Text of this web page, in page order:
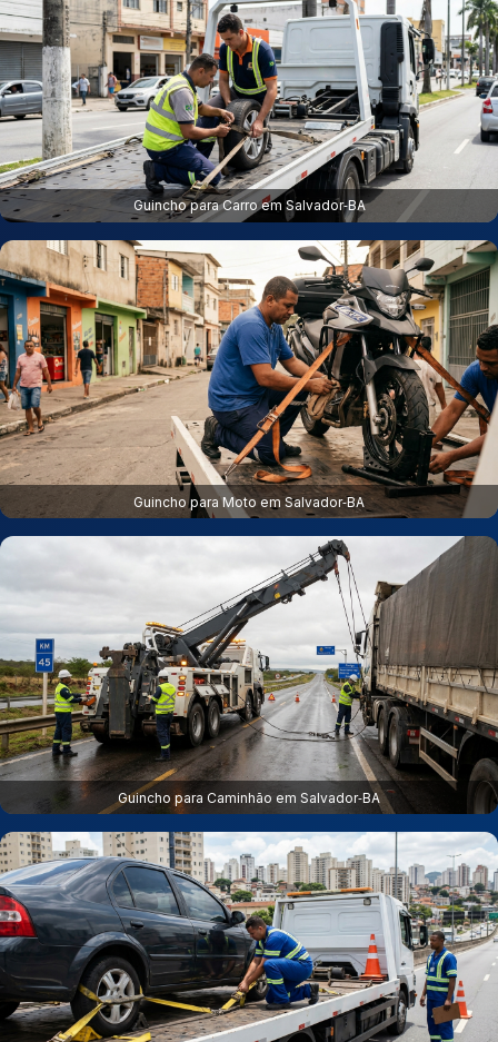
Guincho para Carro em Salvador‑BA
Guincho para Moto em Salvador‑BA
Guincho para Caminhão em Salvador‑BA